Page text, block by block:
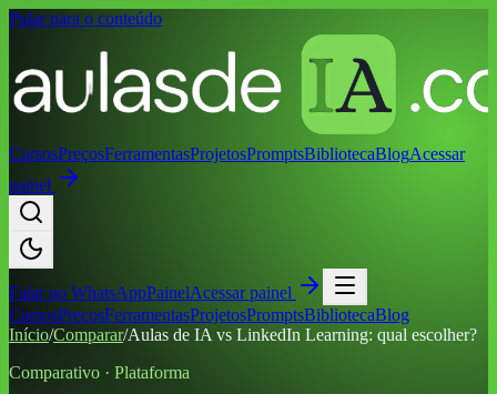
Pular para o conteúdo
CursosPreçosFerramentasProjetosPromptsBibliotecaBlogAcessar
painel
Falar no WhatsAppPainelAcessar painel
CursosPreçosFerramentasProjetosPromptsBibliotecaBlog
Início/Comparar/Aulas de IA vs LinkedIn Learning: qual escolher?
Comparativo · Plataforma